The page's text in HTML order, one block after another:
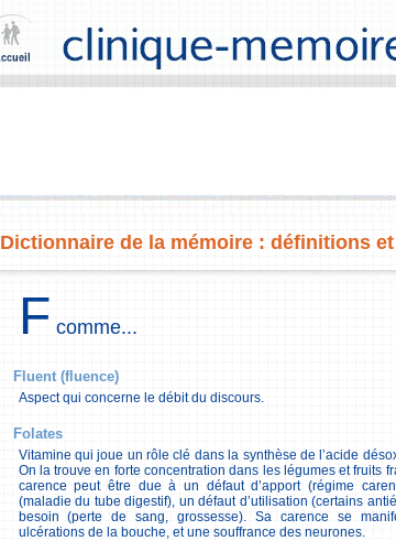
Dictionnaire de la mémoire : définitions
F comme...
Fluent (fluence)
Aspect qui concerne le débit du discours.
Folates
Vitamine qui joue un rôle clé dans la synthèse de l’acide
On la trouve en forte concentration dans les légumes et fruits
carence peut être due à un défaut d’apport (régime
(maladie du tube digestif), un défaut d’utilisation (certains
besoin (perte de sang, grossesse). Sa carence se
ulcérations de la bouche, et une souffrance des neurones.